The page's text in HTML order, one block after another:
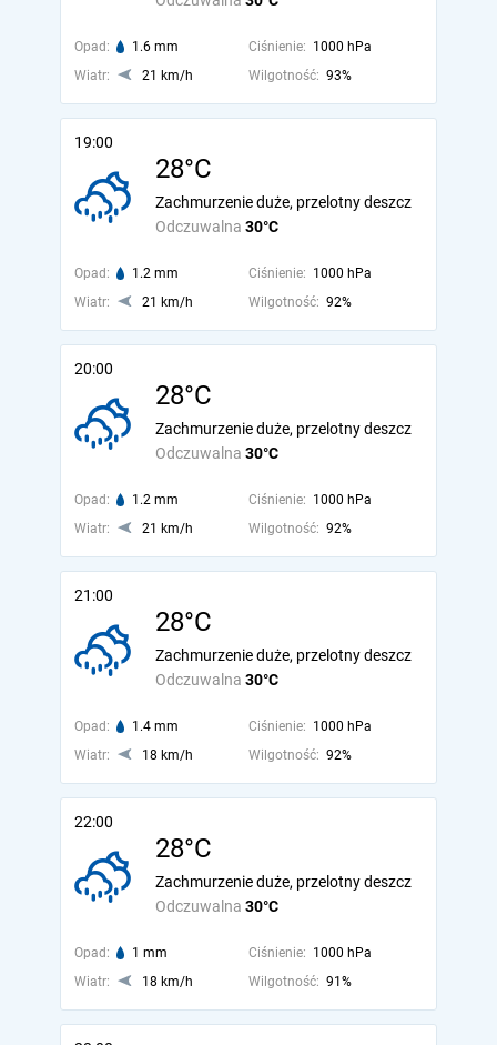
Opad: 1.6 mm Ciśnienie: 1000 hPa
Wiatr:
21 km/h Wilgotność: 93%
19:00
28°C
Odczuwalna 30°C
Zachmurzenie duże, przelotny deszcz
Opad: 1.2 mm Ciśnienie: 1000 hPa
Wiatr:
21 km/h Wilgotność: 92%
20:00
28°C
Odczuwalna 30°C
Zachmurzenie duże, przelotny deszcz
Opad: 1.2 mm Ciśnienie: 1000 hPa
Wiatr:
21 km/h Wilgotność: 92%
21:00
28°C
Odczuwalna 30°C
Zachmurzenie duże, przelotny deszcz
Opad: 1.4 mm Ciśnienie: 1000 hPa
Wiatr:
18 km/h Wilgotność: 92%
22:00
28°C
Odczuwalna 30°C
Zachmurzenie duże, przelotny deszcz
Opad: 1 mm Ciśnienie: 1000 hPa
Wiatr:
18 km/h Wilgotność: 91%